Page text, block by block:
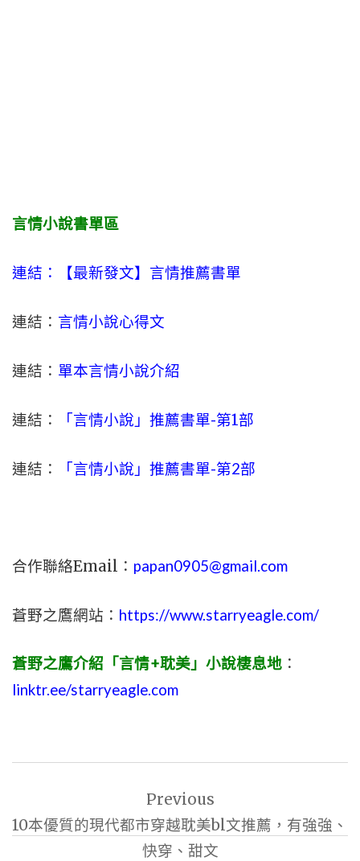
言情小說書單區
連結：【最新發文】 言情推薦書單
連結： 言情小說心得文
連結： 單本言情小說介紹
連結： 「言情小說」推薦書單-第1部
連結： 「言情小說」推薦書單-第2部
合作聯絡Email： papan0905@gmail.com
蒼野之鷹網站： https://www.starryeagle.com/
蒼野之鷹介紹「言情+耽美」小說棲息地 ：
linktr.ee/starryeagle.com
導
Previous
10本優質的現代都市穿越耽美bl文推薦，有強強、
快穿、甜文